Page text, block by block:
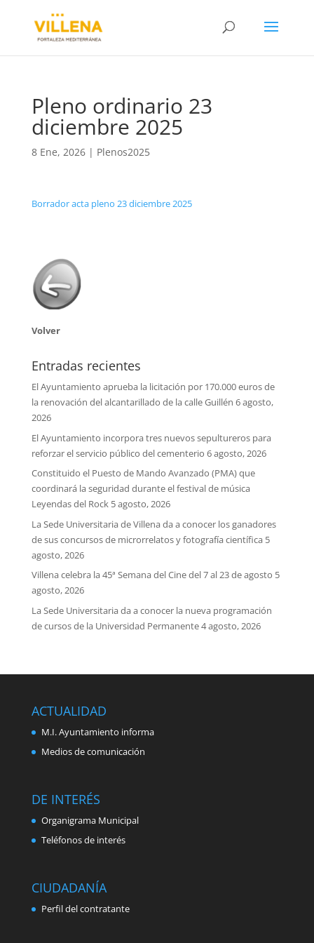
Pleno ordinario 23
diciembre 2025
8 Ene, 2026| Plenos2025
Borrador acta pleno 23 diciembre 2025
Volver
Entradas recientes
El Ayuntamiento aprueba la licitación por 170.000 euros de
la renovación del alcantarillado de la calle Guillén 6 agosto,
2026
El Ayuntamiento incorpora tres nuevos sepultureros para
reforzar el servicio público del cementerio 6 agosto, 2026
Constituido el Puesto de Mando Avanzado (PMA) que
coordinará la seguridad durante el festival de música
Leyendas del Rock 5 agosto, 2026
La Sede Universitaria de Villena da a conocer los ganadores
de sus concursos de microrrelatos y fotografía científica 5
agosto, 2026
Villena celebra la 45ª Semana del Cine del 7 al 23 de agosto 5
agosto, 2026
La Sede Universitaria da a conocer la nueva programación
de cursos de la Universidad Permanente4 agosto, 2026
ACTUALIDAD
M.I. Ayuntamiento informa
Medios de comunicación
DE INTERÉS
Organigrama Municipal
Teléfonos de interés
CIUDADANÍA
Perfil del contratante